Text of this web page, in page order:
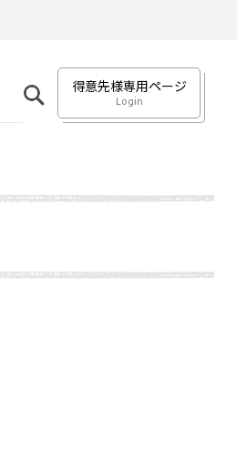
得意先様専用ページ
Login